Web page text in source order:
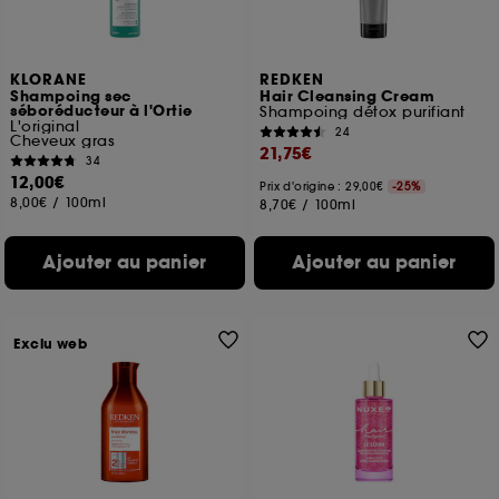
KLORANE
Shampoing sec
séboréducteur à l'Ortie
L'original
Cheveux gras
34
12,00€
8,00€ / 100ml
Ajouter au panier
REDKEN
Hair Cleansing Cream
Shampoing détox purifiant
24
21,75€
Prix d'origine : 29,00€ -25%
8,70€ / 100ml
Ajouter au panier
Exclu web
pouvez personnaliser vos choix concernant le dépôt
de ces cookies grâce au bouton "personnaliser mes
navigation collectées par ces Cookies, pour les
finalités acceptées, avec les données personnelles
collectées ou générées lors de votre activité en ligne
ou en magasin. Pour refuser tous les cookies, cliques
sur "continuer sans accepter". Voous pouvez à tout
moment choisir de retirer votrte consentement. Si vous
souhaitez obtenir plus d'information sur les cookies
utilisés, cliquezici.